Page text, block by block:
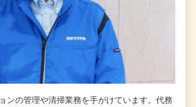
ンの管理や清掃業務を手がけています。代務